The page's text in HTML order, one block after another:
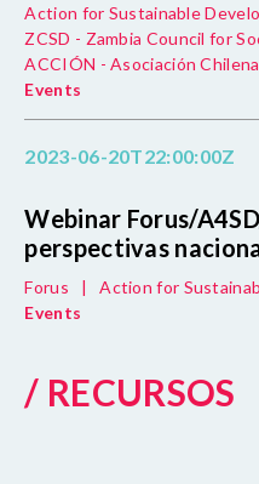
Action for Sustainable
ZCSD - Zambia Council for
ACCIÓN - Asociación
Events
2023-06-20T22:00:00Z
Webinar Forus/
perspectivas
Forus | Action for
Events
/ RECURSOS